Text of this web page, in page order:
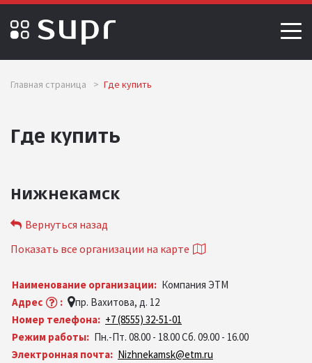
Главная страница > Где купить
Где купить
Нижнекамск
Показать все организации на карте
Вернуться назад
Наименование организации: Компания ЭТМ
Адрес
:
пр. Вахитова, д. 12
Номер телефона: +7 (8555) 32-51-01
Режим работы: Пн.-Пт. 08.00 - 18.00 Сб. 09.00 - 16.00
Электронная почта: Nizhnekamsk@etm.ru